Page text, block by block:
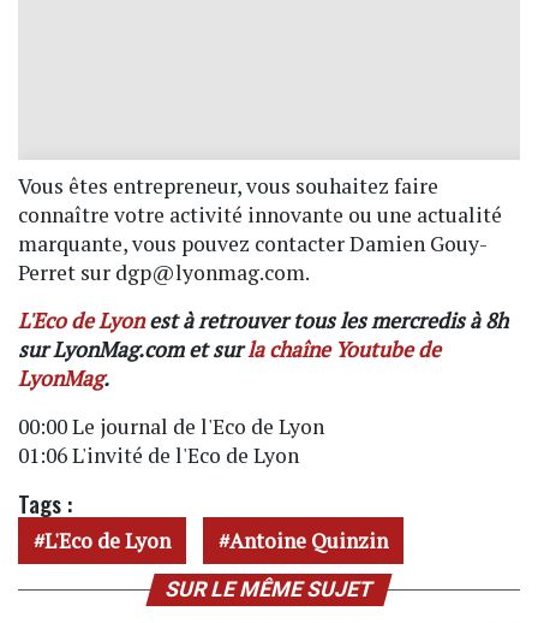
Vous êtes entrepreneur, vous souhaitez faire
connaître votre activité innovante ou une actualité
marquante, vous pouvez contacter Damien Gouy-
Perret sur dgp@lyonmag.com.
L'Eco de Lyonest à retrouver tous les mercredis à 8h
sur LyonMag.com et surla chaîne Youtube de
LyonMag.
00:00 Le journal de l'Eco de Lyon
01:06 L'invité de l'Eco de Lyon
Tags :
L'Eco de Lyon Antoine Quinzin
SUR LE MÊME SUJET